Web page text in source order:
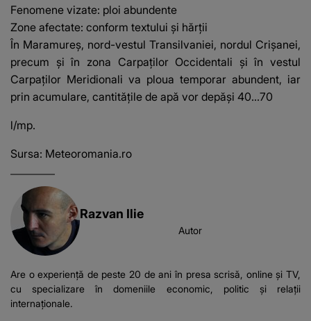
Fenomene vizate: ploi abundente
Zone afectate: conform textului și hărții
În Maramureș, nord-vestul Transilvaniei, nordul Crișanei,
precum și în zona Carpaților Occidentali și în vestul
Carpaților Meridionali va ploua temporar abundent, iar
prin acumulare, cantitățile de apă vor depăși 40...70
l/mp.
Sursa: Meteoromania.ro
Razvan Ilie
Autor
Are o experiență de peste 20 de ani în presa scrisă, online și TV,
cu specializare în domeniile economic, politic și relații
internaționale.